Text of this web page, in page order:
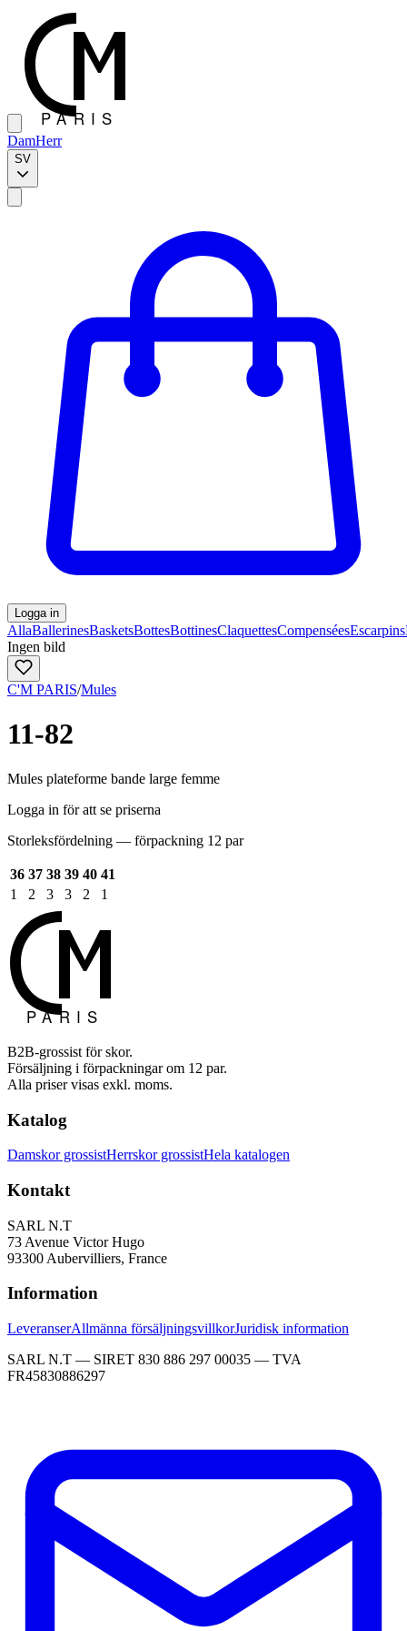
DamHerr
SV
Logga in
AllaBallerinesBasketsBottesBottinesClaquettesCompenséesEscarpins
Ingen bild
C'M PARIS/Mules
11-82
Mules plateforme bande large femme
Logga in för att se priserna
Storleksfördelning — förpackning 12 par
36 37 38 39 40 41
1
2 3 3 2 1
B2B-grossist för skor.
Försäljning i förpackningar om 12 par.
Alla priser visas exkl. moms.
Katalog
Damskor grossistHerrskor grossistHela katalogen
Kontakt
SARL N.T
73 Avenue Victor Hugo
93300 Aubervilliers, France
Information
LeveranserAllmänna försäljningsvillkorJuridisk information
SARL N.T — SIRET 830 886 297 00035 — TVA
FR45830886297